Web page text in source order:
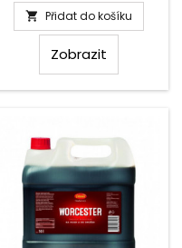
 Přidat do košíku
Zobrazit